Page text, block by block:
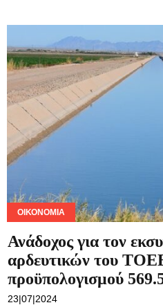
ΟΙΚΟΝΟΜΊΑ
Ανάδοχος για τον
αρδευτικών του
προϋπολογισμού
23|07|2024